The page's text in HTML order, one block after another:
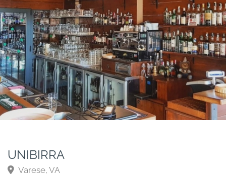
UNIBIRRA
Varese, VA